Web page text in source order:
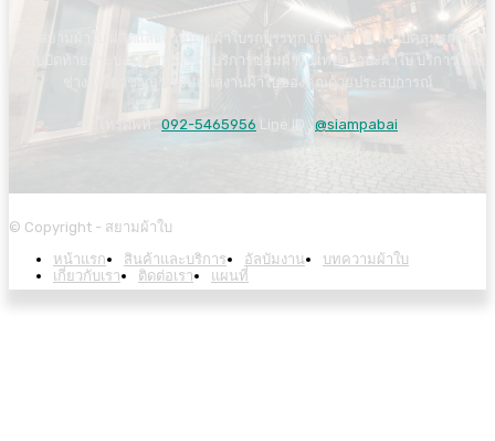
ร้านสยามผ้าใบ ผลิตและจำหน่ายผ้าใบรถบรรทุก เต็นท์ผ้าใบ ผ้าใบคลุมรถคอก
ผ้าใบปิดท้ายกระบะ กันสาดผ้าใบ บริการซ่อมผ้าใบ เทปกาวปะผ้าใบ บริการโดย
ช่างผู้เชี่ยวชาญ พร้อมดูแลงานผ้าใบของคุณด้วยประสบการณ์
โทรศัพท์ : 092-5465956 Line ID :@siampabai
© Copyright - สยามผ้าใบ
หน้าแรก
สินค้าและบริการ อัลบัมงาน
บทความผ้าใบ
เกี่ยวกับเรา
ติดต่อเรา แผนที่